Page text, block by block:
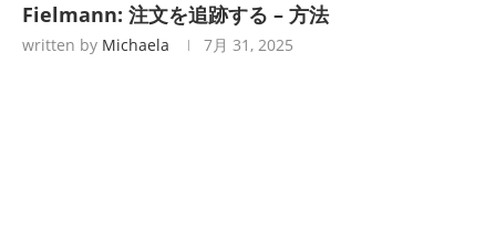
Fielmann: 注文を追跡する – 方法
written by Michaela 7月 31, 2025